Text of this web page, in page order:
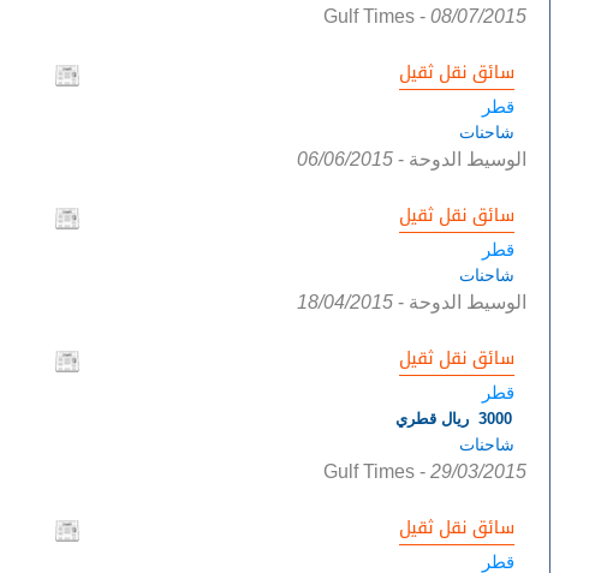
Gulf Times - 08/07/2015
سائق نقل ثقيل
قطر
شاحنات
الوسيط الدوحة -
06/06/2015
سائق نقل ثقيل
قطر
شاحنات
الوسيط الدوحة -
18/04/2015
سائق نقل ثقيل
قطر
3000 ريال قطري
شاحنات
Gulf Times - 29/03/2015
سائق نقل ثقيل
قطر